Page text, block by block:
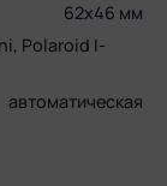
62x46 мм
Polaroid I-
автоматическая